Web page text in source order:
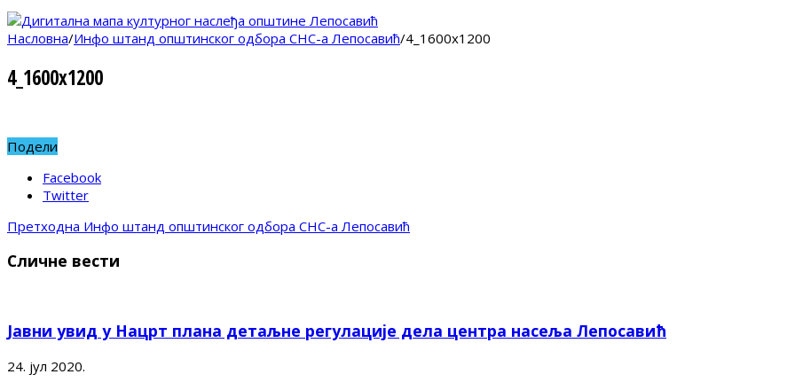
Насловна/Инфо штанд општинског одбора СНС-а Лепосавић/4_1600x1200
4_1600x1200
Подели
Facebook
Twitter
Претходна Инфо штанд општинског одбора СНС-а Лепосавић
Сличне вести
Јавни увид у Нацрт плана детаљне регулације дела центра насеља Лепосавић
24. јул 2020.